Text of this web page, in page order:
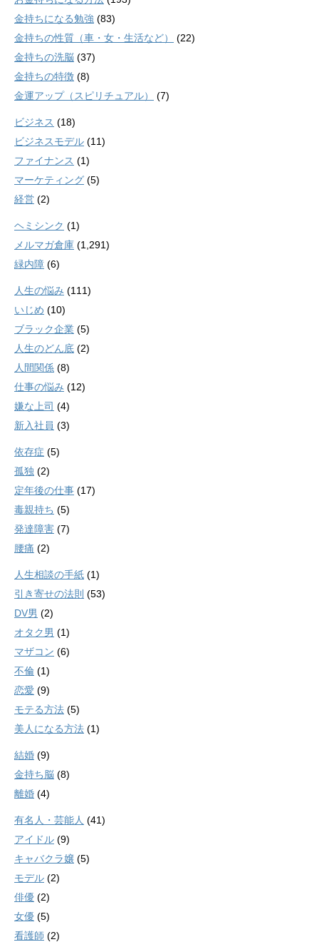
金持ちになる勉強 (83)
金持ちの性質（車・女・生活など）
(22)
金持ちの洗脳 (37)
金持ちの特徴 (8)
金運アップ（スピリチュアル）
(7)
ビジネス (18)
ビジネスモデル (11)
ファイナンス (1)
マーケティング (5)
経営 (2)
ヘミシンク (1)
メルマガ倉庫 (1,291)
緑内障 (6)
人生の悩み (111)
いじめ (10)
ブラック企業 (5)
人生のどん底 (2)
人間関係 (8)
仕事の悩み (12)
嫌な上司 (4)
新入社員 (3)
依存症 (5)
孤独 (2)
定年後の仕事 (17)
毒親持ち (5)
発達障害 (7)
腰痛 (2)
人生相談の手紙 (1)
引き寄せの法則 (53)
DV男 (2)
オタク男 (1)
マザコン (6)
不倫 (1)
恋愛 (9)
モテる方法 (5)
美人になる方法 (1)
結婚 (9)
金持ち脳 (8)
離婚 (4)
有名人・芸能人 (41)
アイドル (9)
キャバクラ嬢 (5)
モデル (2)
俳優 (2)
女優 (5)
看護師 (2)